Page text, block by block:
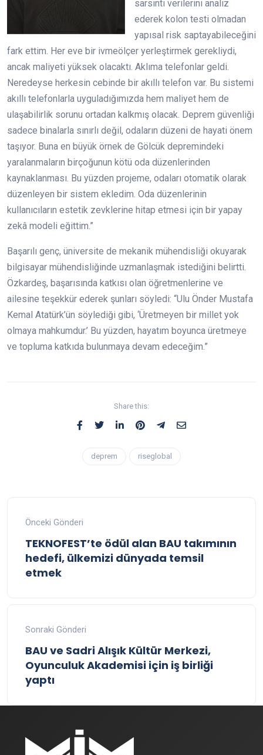
sarsıntı verilerini analiz
ederek kolon testi olmadan
yapısal risk saptayabileceğini
fark ettim. Her eve bir ivmeölçer yerleştirmek gerekliydi,
ancak maliyeti yüksek olacaktı. Aklıma telefonlar geldi.
Neredeyse herkesin cebinde bir akıllı telefon var. Bu sistemi
akıllı telefonlarla uyguladığımızda hem maliyet hem de
ulaşabilirlik sorunu ortadan kalkmış olacak. Deprem güvenliği
sadece binalarla sınırlı değil, odaların düzeni de hayati önem
taşıyor. Buna en büyük örnek de Gölcük depremindeki
yaralanmaların birçoğunun kötü oda düzenlerinden
kaynaklanması. Bu yüzden projeme, odaları otomatik olarak
düzenleyen bir sistem ekledim. Oda düzenlerinin
kullanıcıların estetik zevklerine hitap etmesi için bir yapay
zekâ modeli eğittim.”
Başarılı genç, üniversite de mekanik mühendisliği okuyarak
bilgisayar mühendisliğinde uzmanlaşmak istediğini belirtti.
Özkardeş, başarısında katkısı olan öğretmenlerine ve
ailesine teşekkür ederek şunları söyledi: “Ulu Önder Mustafa
Kemal Atatürk’ün söylediği gibi, ‘Üretmeyen bir millet yok
olmaya mahkumdur.’ Bu yüzden, hayatım boyunca üretmeye
ve topluma katkıda bulunmaya devam edeceğim.”
Share this:
deprem riseglobal
Önceki Gönderi
TEKNOFEST’te ödül alan BAU takımının
hedefi, ülkemizi dünyada temsil
etmek
Sonraki Gönderi
BAU ve Sadri Alışık Kültür Merkezi,
Oyunculuk Akademisi için iş birliği
yaptı